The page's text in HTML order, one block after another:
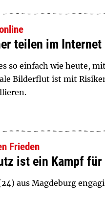
teilen im Internet
so einfach wie heute,
Bilderflut ist mit
Frieden
ist ein Kampf für
aus Magdeburg